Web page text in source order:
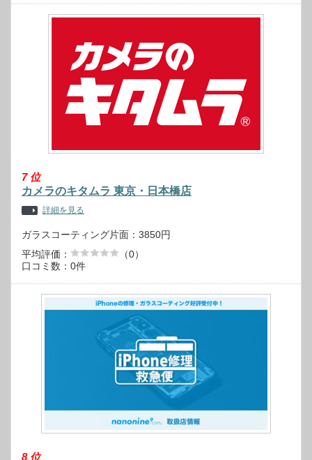
7位
カメラのキタムラ 東京・日本橋店
詳細を見る
ガラスコーティング片面：3850円
平均評価：
（0）
口コミ数：0件
8位